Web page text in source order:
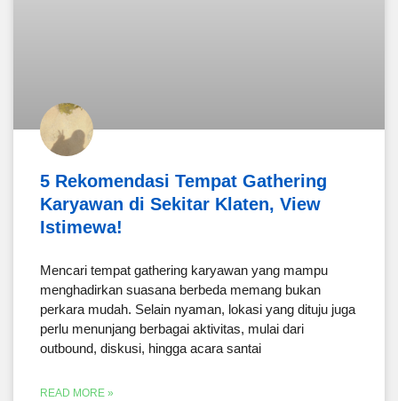
5 Rekomendasi Tempat Gathering
Karyawan di Sekitar Klaten, View
Istimewa!
Mencari tempat gathering karyawan yang mampu
menghadirkan suasana berbeda memang bukan
perkara mudah. Selain nyaman, lokasi yang dituju juga
perlu menunjang berbagai aktivitas, mulai dari
outbound, diskusi, hingga acara santai
READ MORE »